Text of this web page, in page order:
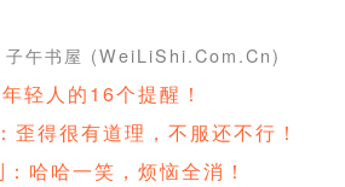
子午书屋 (WeiLiShi.Com.Cn)
轻人的16个提醒！
歪得很有道理，不服还不行！
哈哈一笑，烦恼全消！